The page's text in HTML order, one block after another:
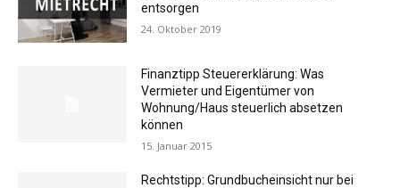
entsorgen
24. Oktober 2019
Finanztipp Steuererklärung: Was
Vermieter und Eigentümer von
Wohnung/Haus steuerlich absetzen
können
15. Januar 2015
Rechtstipp: Grundbucheinsicht nur bei